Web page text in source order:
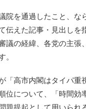
院を通過したこと、
伝えた記事・見出し
議の経緯、各党の主
「高市内閣はタイパ
位について、「時間